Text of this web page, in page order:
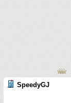
SpeedyGJ